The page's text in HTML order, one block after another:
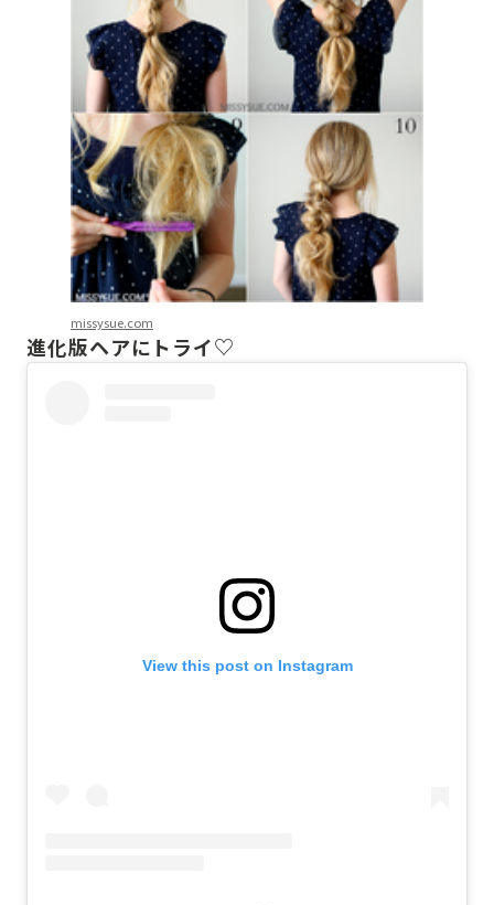
missysue.com
進化版ヘアにトライ♡
View this post on Instagram